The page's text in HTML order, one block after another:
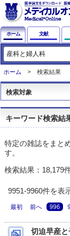
ホーム 文献
ホーム 検索結果
検索対象
キーワード検索結
特定の雑誌をまと
す。
検索結果：18,179
9951-9960件を表
最初 前へ 996
切迫早産